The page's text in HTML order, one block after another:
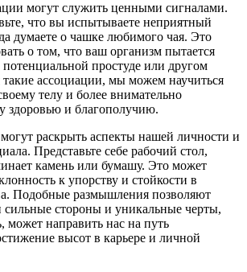
могут служить ценными сигналами.
что вы испытываете неприятный
думаете о чашке любимого чая. Это
о том, что ваш организм пытается
потенциальной простуде или другом
ассоциации, мы можем научиться
телу и более внимательно
здоровью и благополучию.
раскрыть аспекты нашей личности и
Представьте себе рабочий стол,
камень или бумашу. Это может
к упорству и стойкости в
Подобные размышления позволяют
сильные стороны и уникальные черты,
может направить нас на путь
высот в карьере и личной